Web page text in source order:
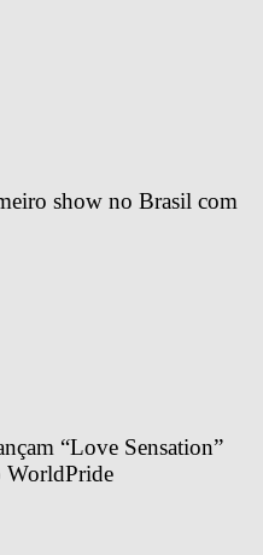
show no Brasil com
“Love Sensation”
WorldPride